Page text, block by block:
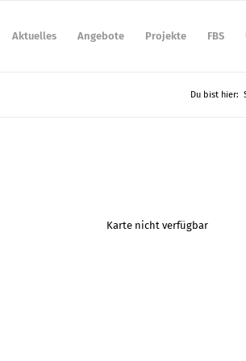
Aktuelles Angebote Projekte FBS
Du bist hier:
Karte nicht verfügbar